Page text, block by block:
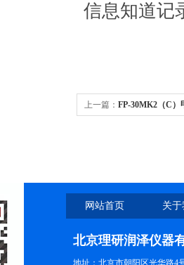
信息知道记
上一篇： FP-30MK2（C）
网站首页 关
北京理研润泽仪器
地址：北京市朝阳区光华路4